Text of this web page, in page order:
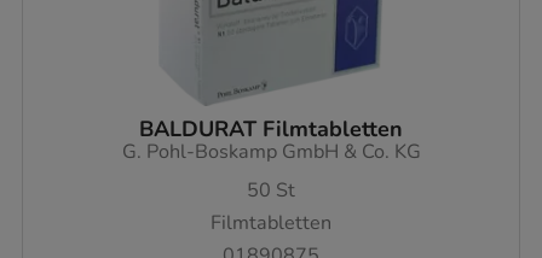
BALDURAT Filmtabletten
G. Pohl-Boskamp GmbH & Co. KG
50 St
Filmtabletten